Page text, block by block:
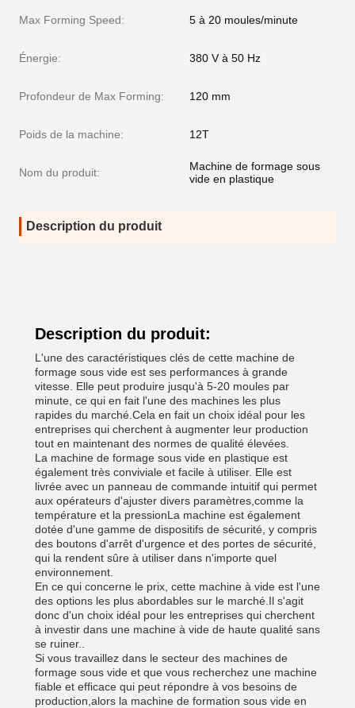
Max Forming Speed: 5 à 20 moules/minute
Énergie: 380 V à 50 Hz
Profondeur de Max Forming: 120 mm
Poids de la machine: 12T
Nom du produit:
Machine de formage sous
vide en plastique
Description du produit
Description du produit:
L'une des caractéristiques clés de cette machine de
formage sous vide est ses performances à grande
vitesse. Elle peut produire jusqu'à 5-20 moules par
minute, ce qui en fait l'une des machines les plus
rapides du marché.Cela en fait un choix idéal pour les
entreprises qui cherchent à augmenter leur production
tout en maintenant des normes de qualité élevées.
La machine de formage sous vide en plastique est
également très conviviale et facile à utiliser. Elle est
livrée avec un panneau de commande intuitif qui permet
aux opérateurs d'ajuster divers paramètres,comme la
température et la pressionLa machine est également
dotée d'une gamme de dispositifs de sécurité, y compris
des boutons d'arrêt d'urgence et des portes de sécurité,
qui la rendent sûre à utiliser dans n'importe quel
environnement.
En ce qui concerne le prix, cette machine à vide est l'une
des options les plus abordables sur le marché.Il s'agit
donc d'un choix idéal pour les entreprises qui cherchent
à investir dans une machine à vide de haute qualité sans
se ruiner..
Si vous travaillez dans le secteur des machines de
formage sous vide et que vous recherchez une machine
fiable et efficace qui peut répondre à vos besoins de
production,alors la machine de formation sous vide en